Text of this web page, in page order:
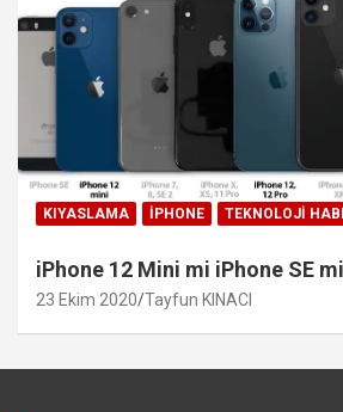
KIYASLAMA IPHONE TEKNOLOJI
iPhone 12 Mini mi iPhone SE
23 Ekim 2020 Tayfun KINACI